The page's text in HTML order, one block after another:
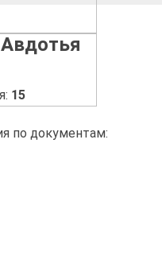
15
по документам: